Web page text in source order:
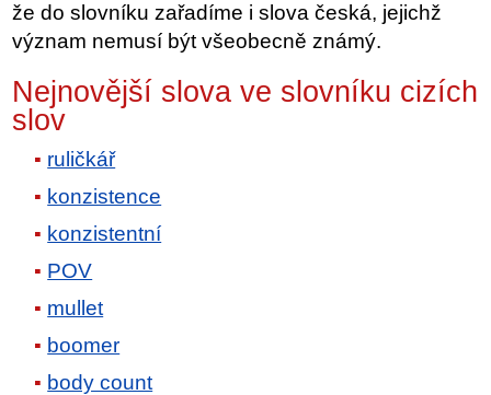
že do slovníku zařadíme i slova česká, jejichž
význam nemusí být všeobecně známý.
Nejnovější slova ve slovníku cizích
slov
ruličkář
konzistence
konzistentní
POV
mullet
boomer
body count